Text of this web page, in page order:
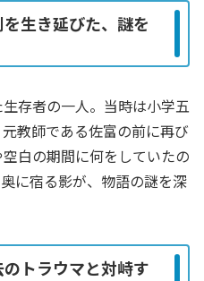
生き延びた、謎を
存者の一人。当時は小学五
教師である佐富の前に再び
白の期間に何をしていたの
に宿る影が、物語の謎を深
トラウマと対峙す